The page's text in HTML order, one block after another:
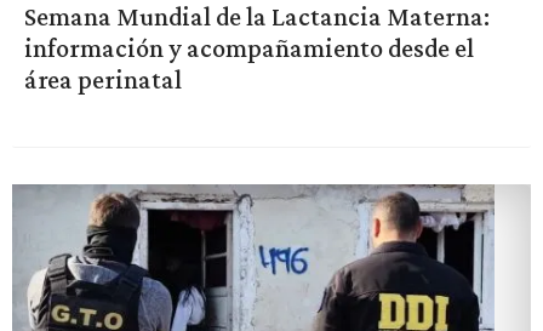
Semana Mundial de la Lactancia Materna:
información y acompañamiento desde el
área perinatal